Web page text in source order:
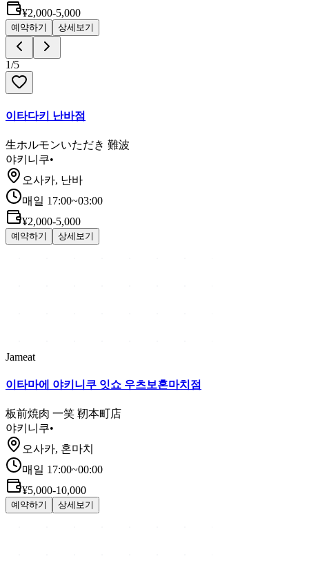
¥2,000-5,000
예약하기 상세보기
1/5
이타다키 난바점
生ホルモンいただき 難波
야키니쿠•
오사카, 난바
매일 17:00~03:00
¥2,000-5,000
예약하기 상세보기
Jameat
이타마에 야키니쿠 잇쇼 우츠보혼마치점
板前焼肉 一笑 靭本町店
야키니쿠•
오사카, 혼마치
매일 17:00~00:00
¥5,000-10,000
예약하기 상세보기